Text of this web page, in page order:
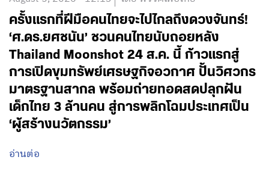
ครั้งแรกที่ฝีมือคนไทยจะไปไกลถึงดวงจันทร์!
‘ศ.ดร.ยศชนัน’ ชวนคนไทยนับถอยหลัง
Thailand Moonshot 24 ส.ค. นี้ ก้าวแรกสู่
การเปิดขุมทรัพย์เศรษฐกิจอวกาศ ปั้นวิศวกร
มาตรฐานสากล พร้อมถ่ายทอดสดปลุกฝัน
เด็กไทย 3 ล้านคน สู่การพลิกโฉมประเทศเป็น
‘ผู้สร้างนวัตกรรม’
อ่านต่อ